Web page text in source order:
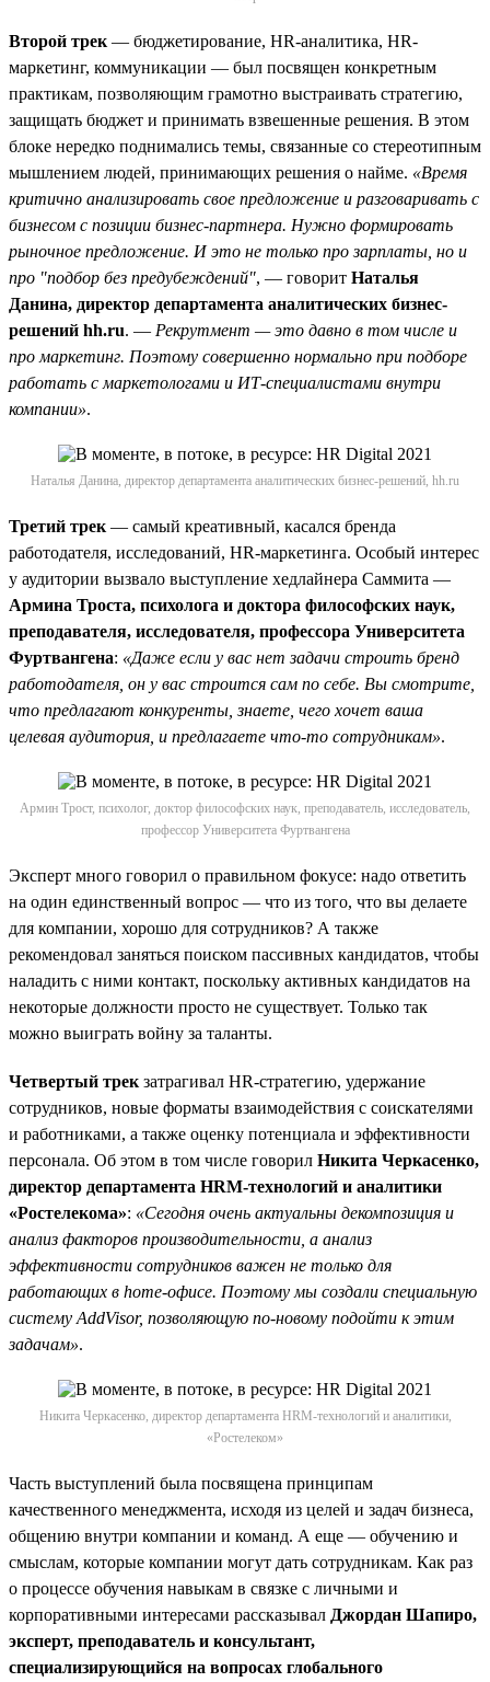
Второй трек — бюджетирование, HR-аналитика, HR-
маркетинг, коммуникации — был посвящен конкретным
практикам, позволяющим грамотно выстраивать стратегию,
защищать бюджет и принимать взвешенные решения. В этом
блоке нередко поднимались темы, связанные со стереотипным
мышлением людей, принимающих решения о найме. «Время
критично анализировать свое предложение и разговаривать с
бизнесом с позиции бизнес-партнера. Нужно формировать
рыночное предложение. И это не только про зарплаты, но и
про "подбор без предубеждений", — говорит Наталья
Данина, директор департамента аналитических бизнес-
решений hh.ru. — Рекрутмент — это давно в том числе и
про маркетинг. Поэтому совершенно нормально при подборе
работать с маркетологами и ИТ-специалистами внутри
компании».
Наталья Данина, директор департамента аналитических бизнес-решений, hh.ru
Третий трек — самый креативный, касался бренда
работодателя, исследований, HR-маркетинга. Особый интерес
у аудитории вызвало выступление хедлайнера Саммита —
Армина Троста, психолога и доктора философских наук,
преподавателя, исследователя, профессора Университета
Фуртвангена: «Даже если у вас нет задачи строить бренд
работодателя, он у вас строится сам по себе. Вы смотрите,
что предлагают конкуренты, знаете, чего хочет ваша
целевая аудитория, и предлагаете что-то сотрудникам».
Армин Трост, психолог, доктор философских наук, преподаватель, исследователь,
профессор Университета Фуртвангена
Эксперт много говорил о правильном фокусе: надо ответить
на один единственный вопрос — что из того, что вы делаете
для компании, хорошо для сотрудников? А также
рекомендовал заняться поиском пассивных кандидатов, чтобы
наладить с ними контакт, поскольку активных кандидатов на
некоторые должности просто не существует. Только так
можно выиграть войну за таланты.
Четвертый трек затрагивал HR-стратегию, удержание
сотрудников, новые форматы взаимодействия с соискателями
и работниками, а также оценку потенциала и эффективности
персонала. Об этом в том числе говорил Никита Черкасенко,
директор департамента HRM-технологий и аналитики
«Ростелекома»: «Сегодня очень актуальны декомпозиция и
анализ факторов производительности, а анализ
эффективности сотрудников важен не только для
работающих в home-офисе. Поэтому мы создали специальную
систему AddVisor, позволяющую по-новому подойти к этим
задачам».
Никита Черкасенко, директор департамента HRM-технологий и аналитики,
«Ростелеком»
Часть выступлений была посвящена принципам
качественного менеджмента, исходя из целей и задач бизнеса,
общению внутри компании и команд. А еще — обучению и
смыслам, которые компании могут дать сотрудникам. Как раз
о процессе обучения навыкам в связке с личными и
корпоративными интересами рассказывал Джордан Шапиро,
эксперт, преподаватель и консультант,
специализирующийся на вопросах глобального